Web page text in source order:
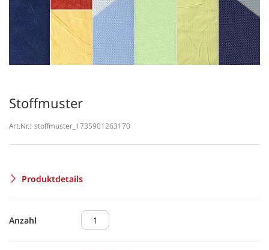
Stoffmuster
Art.Nr.: stoffmuster_1735901263170
Produktdetails
Anzahl